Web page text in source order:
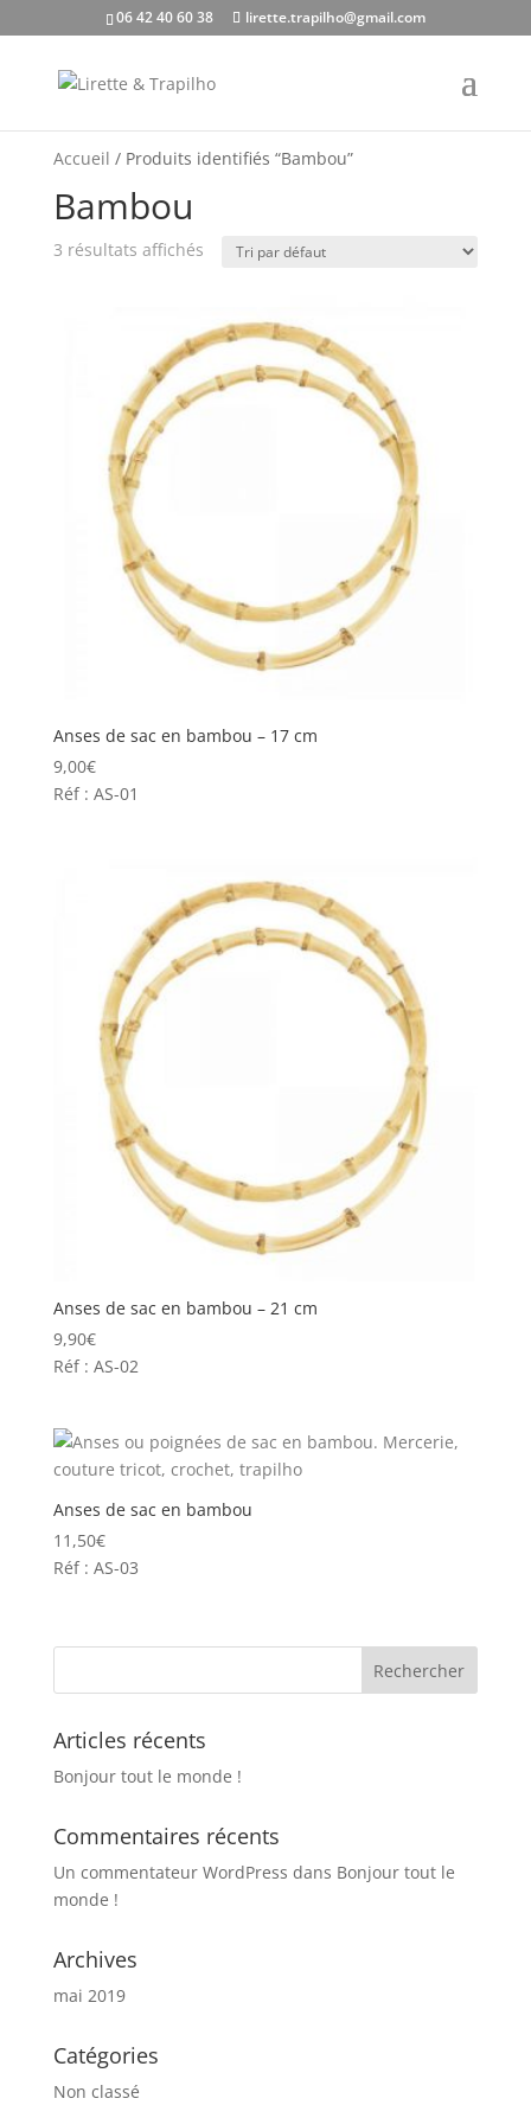
06 42 40 60 38 lirette.trapilho@gmail.com
Accueil / Produits identifiés “Bambou”
Bambou
3 résultats affichés
Anses de sac en bambou – 17 cm
9,00€
Réf : AS-01
Anses de sac en bambou – 21 cm
9,90€
Réf : AS-02
Anses de sac en bambou
11,50€
Réf : AS-03
Articles récents
Bonjour tout le monde !
Commentaires récents
Un commentateur WordPress dans Bonjour tout le
monde !
Archives
mai 2019
Catégories
Non classé